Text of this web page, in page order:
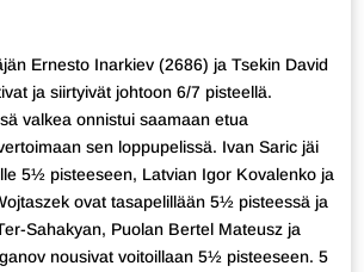
Ernesto Inarkiev (2686) ja Tsekin David
ja siirtyivät johtoon 6/7 pisteellä.
valkea onnistui saamaan etua
sen loppupelissä. Ivan Saric jäi
5½ pisteeseen, Latvian Igor Kovalenko ja
ovat tasapelillään 5½ pisteessä ja
Sahakyan, Puolan Bertel Mateusz ja
nousivat voitoillaan 5½ pisteeseen. 5